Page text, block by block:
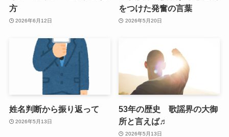
方
2026年6月12日
をつけた発奮の言葉
2026年5月20日
姓名判断から振り返って
2026年5月13日
53年の歴史 歌謡界の大御
所と言えば♬
2026年5月13日